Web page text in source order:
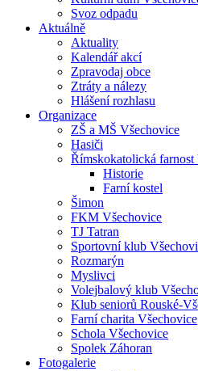
Svoz odpadu
Aktuálně
Aktuality
Kalendář akcí
Zpravodaj obce
Ztráty a nálezy
Hlášení rozhlasu
Organizace
ZŠ a MŠ Všechovice
Hasiči
Římskokatolická farnost
Historie
Farní kostel
Šimon
FKM Všechovice
TJ Tatran
Sportovní klub
Rozmarýn
Myslivci
Volejbalový klub
Klub seniorů Rouské-
Farní charita Všechovice
Schola Všechovice
Spolek Záhoran
Fotogalerie